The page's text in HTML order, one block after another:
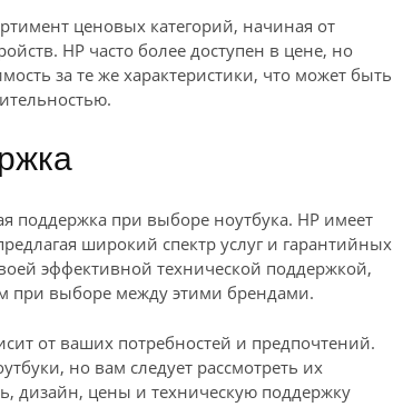
ценовых категорий, начиная от
HP часто более доступен в цене, но
за те же характеристики, что может быть
поддержка при выборе ноутбука. HP имеет
широкий спектр услуг и гарантийных
эффективной технической поддержкой,
выборе между этими брендами.
от ваших потребностей и предпочтений.
но вам следует рассмотреть их
дизайн, цены и техническую поддержку